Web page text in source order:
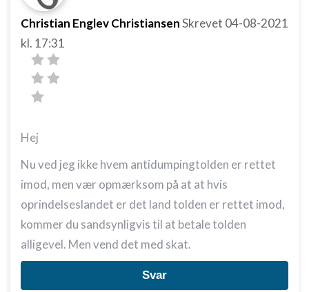
Christian Englev ChristiansenSkrevet 04-08-2021
kl. 17:31
Hej
Nu ved jeg ikke hvem antidumpingtolden er rettet
imod, men vær opmærksom på at at hvis
oprindelseslandet er det land tolden er rettet imod,
kommer du sandsynligvis til at betale tolden
alligevel. Men vend det med skat.
Svar